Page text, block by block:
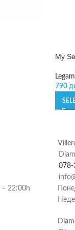
My
790
– 22:00h
078-